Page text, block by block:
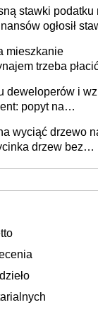
stawki podatku
ogłosił
mieszkanie
trzeba
deweloperów i
popyt na
wyciąć drzewo
drzew bez